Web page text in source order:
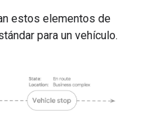
estos elementos de
para un vehículo.